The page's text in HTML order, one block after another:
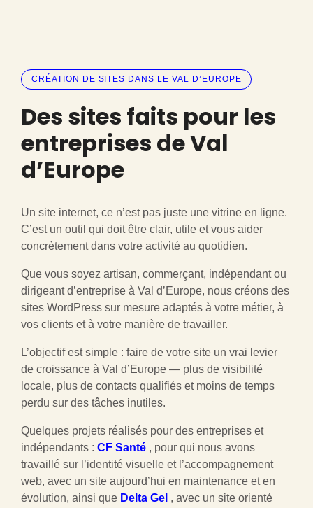
CRÉATION DE SITES DANS LE VAL D’EUROPE
Des sites faits pour les
entreprises de Val
d’Europe
Un site internet, ce n’est pas juste une vitrine en ligne.
C’est un outil qui doit être clair, utile et vous aider
concrètement dans votre activité au quotidien.
Que vous soyez artisan, commerçant, indépendant ou
dirigeant d’entreprise à Val d’Europe, nous créons des
sites WordPress sur mesure adaptés à votre métier, à
vos clients et à votre manière de travailler.
L’objectif est simple : faire de votre site un vrai levier
de croissance à Val d’Europe — plus de visibilité
locale, plus de contacts qualifiés et moins de temps
perdu sur des tâches inutiles.
Quelques projets réalisés pour des entreprises et
indépendants : CF Santé , pour qui nous avons
travaillé sur l’identité visuelle et l’accompagnement
web, avec un site aujourd’hui en maintenance et en
évolution, ainsi que Delta Gel , avec un site orienté